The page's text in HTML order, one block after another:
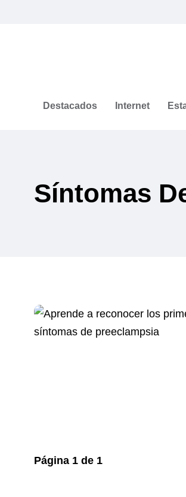
Destacados Internet
Síntomas
Página 1 de 1